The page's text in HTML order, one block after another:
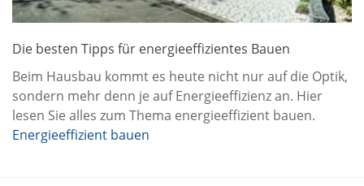
Die besten Tipps für energieeffizientes Bauen
Beim Hausbau kommt es heute nicht nur auf die Optik,
sondern mehr denn je auf Energieeffizienz an. Hier
lesen Sie alles zum Thema energieeffizient bauen.
Energieeffizient bauen